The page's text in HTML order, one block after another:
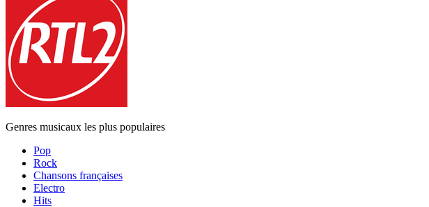
Genres musicaux les plus populaires
Pop
Rock
Chansons françaises
Electro
Hits